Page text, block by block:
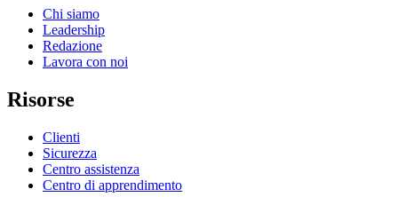
Chi siamo
Leadership
Redazione
Lavora con noi
Risorse
Clienti
Sicurezza
Centro assistenza
Centro di apprendimento